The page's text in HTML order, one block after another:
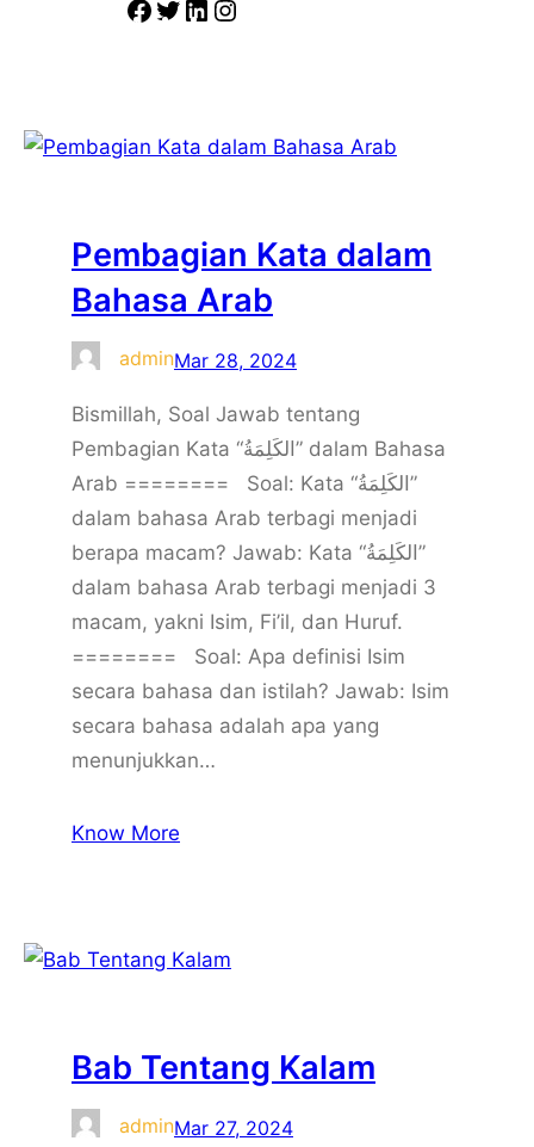
F
b
k
T
t
L
e
n
a
a
m
Pembagian Kata dalam
Bahasa Arab
adminMar 28, 2024
Bismillah, Soal Jawab tentang
Pembagian Kata “الكَلِمَةُ” dalam Bahasa
Arab ======== Soal: Kata “الكَلِمَةُ”
dalam bahasa Arab terbagi menjadi
berapa macam? Jawab: Kata “الكَلِمَةُ”
dalam bahasa Arab terbagi menjadi 3
macam, yakni Isim, Fi’il, dan Huruf.
======== Soal: Apa definisi Isim
secara bahasa dan istilah? Jawab: Isim
secara bahasa adalah apa yang
menunjukkan…
Know More
Bab Tentang Kalam
adminMar 27, 2024